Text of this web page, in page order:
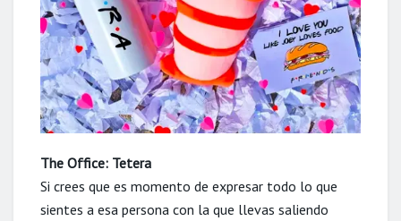
The Office: Tetera
Si crees que es momento de expresar todo lo que
sientes a esa persona con la que llevas saliendo